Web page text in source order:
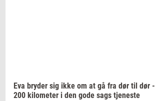
Eva bry­der sig ikke om at gå fra dør til dør -
200 ki­lo­me­ter i den gode sags tje­ne­ste